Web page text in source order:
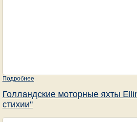
Подробнее
Голландские моторные яхты
стихии"